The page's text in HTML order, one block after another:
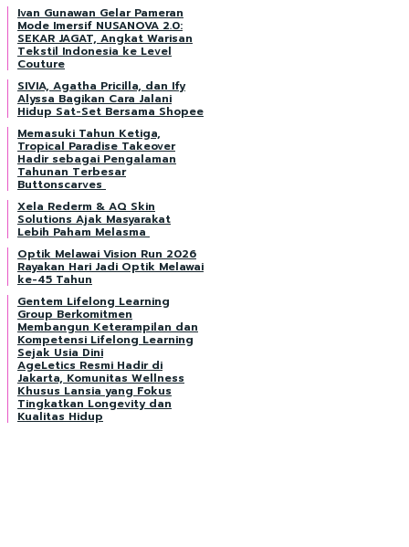
Ivan Gunawan Gelar Pameran
Mode Imersif NUSANOVA 2.0:
SEKAR JAGAT, Angkat Warisan
Tekstil Indonesia ke Level
Couture
SIVIA, Agatha Pricilla, dan Ify
Alyssa Bagikan Cara Jalani
Hidup Sat-Set Bersama Shopee
Memasuki Tahun Ketiga,
Tropical Paradise Takeover
Hadir sebagai Pengalaman
Tahunan Terbesar
Buttonscarves
Xela Rederm & AQ Skin
Solutions Ajak Masyarakat
Lebih Paham Melasma
Optik Melawai Vision Run 2026
Rayakan Hari Jadi Optik Melawai
ke-45 Tahun
Gentem Lifelong Learning
Group Berkomitmen
Membangun Keterampilan dan
Kompetensi Lifelong Learning
Sejak Usia Dini
AgeLetics Resmi Hadir di
Jakarta, Komunitas Wellness
Khusus Lansia yang Fokus
Tingkatkan Longevity dan
Kualitas Hidup